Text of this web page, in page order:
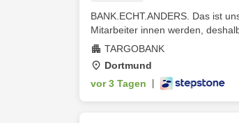
BANK.ECHT.ANDERS. Das ist
Mitarbeiter innen werden,
TARGOBANK
Dortmund
vor 3 Tagen